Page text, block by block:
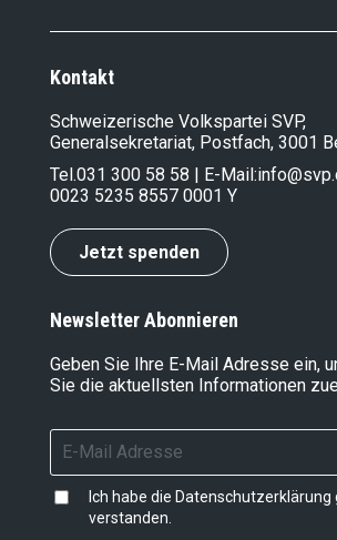
Kontakt
Schweizerische Volkspartei SVP,
Generalsekretariat, Postfach, 3001
Tel.031 300 58 58 | E-Mail:
0023 5235 8557 0001 Y
Jetzt spenden
Newsletter Abonnieren
Geben Sie Ihre E-Mail Adresse ein,
Sie die aktuellsten Informationen
Ich habe die Datenschutzerklärung
verstanden.